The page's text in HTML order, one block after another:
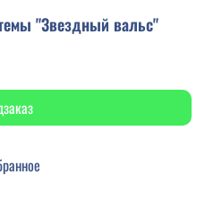
"Звездный вальс"